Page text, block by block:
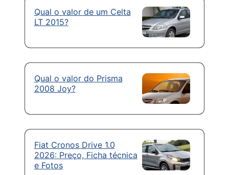
Qual o valor de um Celta
LT 2015?
Qual o valor do Prisma
2008 Joy?
Fiat Cronos Drive 1.0
2026: Preço, Ficha técnica
e Fotos